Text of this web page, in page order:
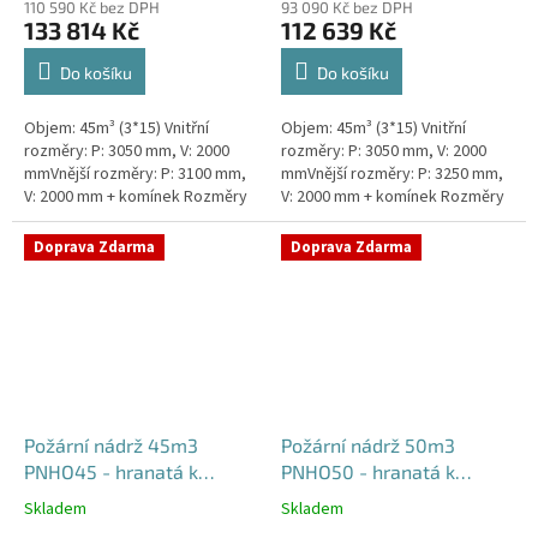
110 590 Kč bez DPH
133 814 Kč
Do košíku
Objem: 45m³ (3*15) Vnitřní
rozměry: P: 3050 mm, V: 2000
mmVnější rozměry: P: 3100 mm,
V: 2000 mm + komínek Rozměry
nádrže možno jakkoliv upravit -
vyrobíme nádrž na...
93 090 Kč bez DPH
112 639 Kč
Do košíku
Objem: 45m³ (3*15) Vnitřní
rozměry: P: 3050 mm, V: 2000
mmVnější rozměry: P: 3250 mm,
V: 2000 mm + komínek Rozměry
nádrže možno jakkoliv upravit -
vyrobíme nádrž na...
Doprava Zdarma
Požární nádrž 45m3
PNHO45 - hranatá k
obetonování
Průměrné
Skladem
Doprava Zdarma
Požární nádrž 50m3
PNHO50 - hranatá k
obetonování
Průměrné
Skladem